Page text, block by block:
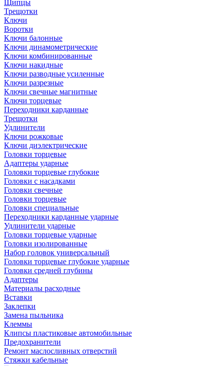
Щипцы
Трещотки
Ключи
Воротки
Ключи балонные
Ключи динамометрические
Ключи комбинированные
Ключи накидные
Ключи разводные усиленные
Ключи разрезные
Ключи свечные магнитные
Ключи торцевые
Переходники карданные
Трещотки
Удлинители
Ключи рожковые
Ключи диэлектрические
Головки торцевые
Адаптеры ударные
Головки торцевые глубокие
Головки с насадками
Головки свечные
Головки торцевые
Головки специальные
Переходники карданные ударные
Удлинители ударные
Головки торцевые ударные
Головки изолированные
Набор головок универсальный
Головки торцевые глубокие ударные
Головки средней глубины
Адаптеры
Материалы расходные
Вставки
Заклепки
Замена пыльника
Клеммы
Клипсы пластиковые автомобильные
Предохранители
Ремонт маслосливных отверстий
Стяжки кабельные